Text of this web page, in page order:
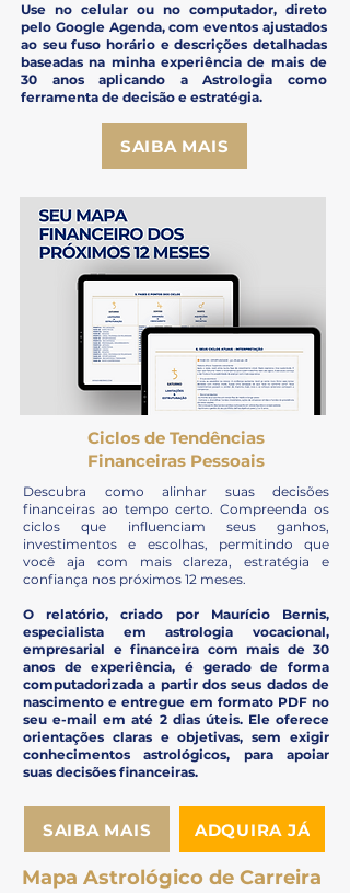
Use no celular ou no computador, direto
pelo Google Agenda, com eventos ajustados
ao seu fuso horário e descrições detalhadas
baseadas na minha experiência de mais de
30 anos aplicando a Astrologia como
ferramenta de decisão e estratégia.
SAIBA MAIS
Ciclos de Tendências
Financeiras Pessoais
Descubra como alinhar suas decisões
financeiras ao tempo certo. Compreenda os
ciclos que influenciam seus ganhos,
investimentos e escolhas, permitindo que
você aja com mais clareza, estratégia e
confiança nos próximos 12 meses.
O relatório, criado por Maurício Bernis,
especialista em astrologia vocacional,
empresarial e financeira com mais de 30
anos de experiência, é gerado de forma
computadorizada a partir dos seus dados de
nascimento e entregue em formato PDF no
seu e-mail em até 2 dias úteis. Ele oferece
orientações claras e objetivas, sem exigir
conhecimentos astrológicos, para apoiar
suas decisões financeiras.
SAIBA MAIS ADQUIRA JÁ
Mapa Astrológico de Carreira